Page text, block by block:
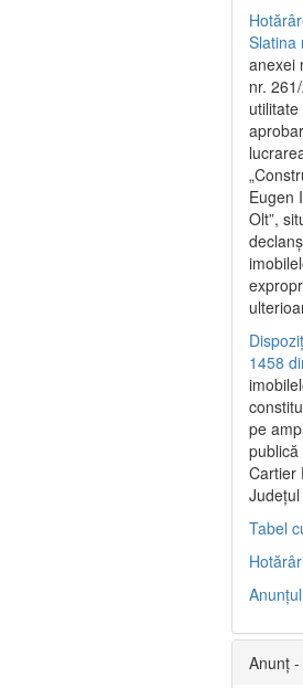
Slatina
anexei
nr.
Eugen
Olt”,
1458
pe
publică
Cartier
Județul
Tabel
Anunț